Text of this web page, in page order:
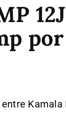
Kamala